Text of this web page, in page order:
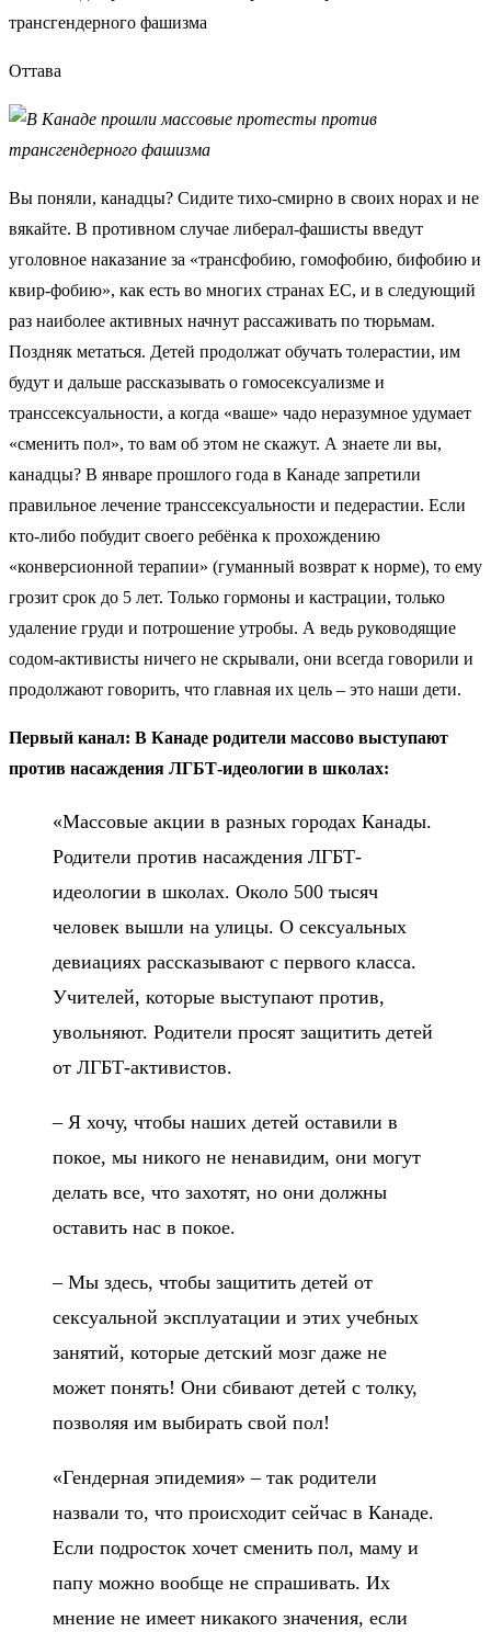
Оттава
Вы поняли, канадцы? Сидите тихо-смирно в своих норах и не
вякайте. В противном случае либерал-фашисты введут
уголовное наказание за «трансфобию, гомофобию, бифобию и
квир-фобию», как есть во многих странах ЕС, и в следующий
раз наиболее активных начнут рассаживать по тюрьмам.
Поздняк метаться. Детей продолжат обучать толерастии, им
будут и дальше рассказывать о гомосексуализме и
транссексуальности, а когда «ваше» чадо неразумное удумает
«сменить пол», то вам об этом не скажут. А знаете ли вы,
канадцы? В январе прошлого года в Канаде запретили
правильное лечение транссексуальности и педерастии. Если
кто-либо побудит своего ребёнка к прохождению
«конверсионной терапии» (гуманный возврат к норме), то ему
грозит срок до 5 лет. Только гормоны и кастрации, только
удаление груди и потрошение утробы. А ведь руководящие
содом-активисты ничего не скрывали, они всегда говорили и
продолжают говорить, что главная их цель – это наши дети.
Первый канал: В Канаде родители массово выступают
против насаждения ЛГБТ-идеологии в школах:
«Массовые акции в разных городах Канады.
Родители против насаждения ЛГБТ-
идеологии в школах. Около 500 тысяч
человек вышли на улицы. О сексуальных
девиациях рассказывают с первого класса.
Учителей, которые выступают против,
увольняют. Родители просят защитить детей
от ЛГБТ-активистов.
– Я хочу, чтобы наших детей оставили в
покое, мы никого не ненавидим, они могут
делать все, что захотят, но они должны
оставить нас в покое.
– Мы здесь, чтобы защитить детей от
сексуальной эксплуатации и этих учебных
занятий, которые детский мозг даже не
может понять! Они сбивают детей с толку,
позволяя им выбирать свой пол!
«Гендерная эпидемия» – так родители
назвали то, что происходит сейчас в Канаде.
Если подросток хочет сменить пол, маму и
папу можно вообще не спрашивать. Их
мнение не имеет никакого значения, если